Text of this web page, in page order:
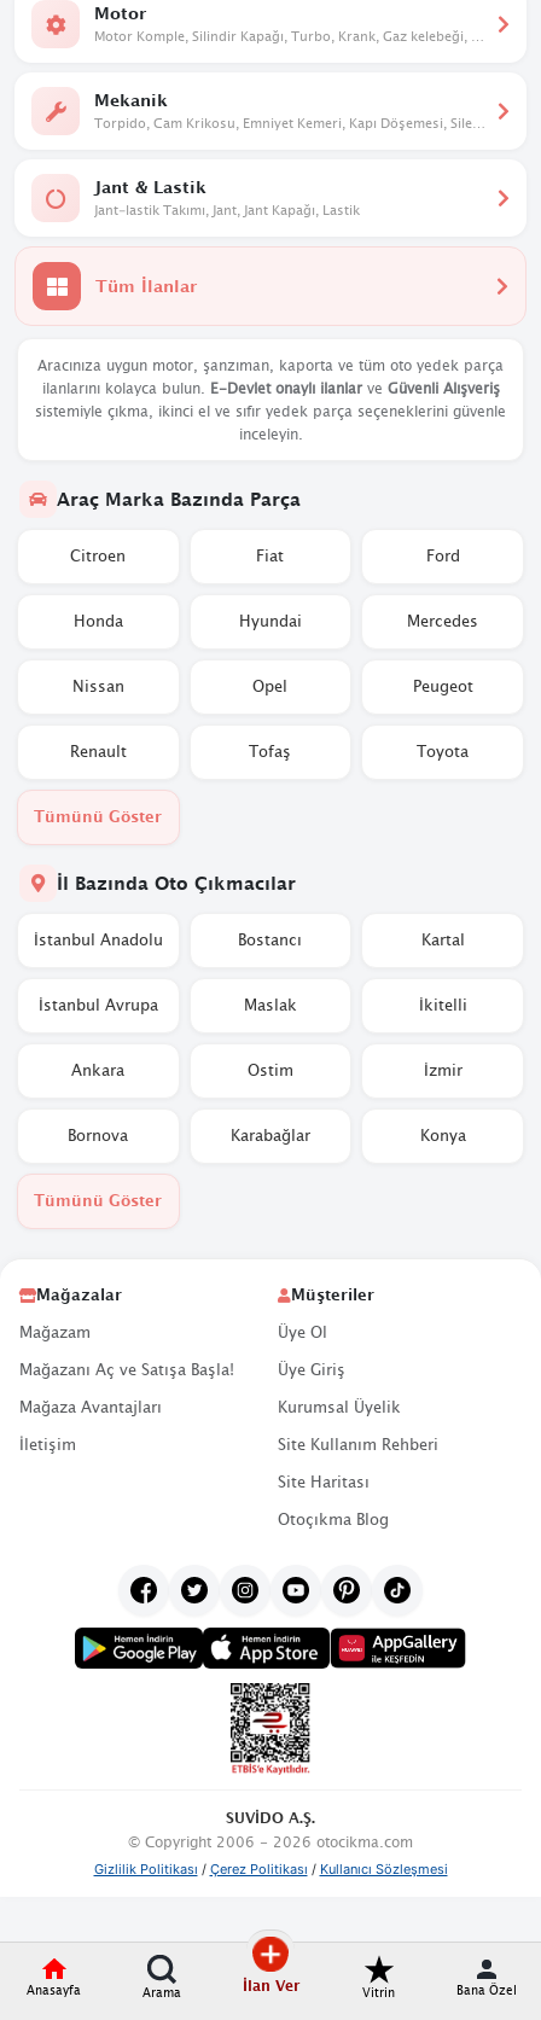
Motor
Mekanik
Jant & Lastik
Jant-lastik Takımı, Jant, Jant Kapağı, Lastik
Tüm İlanlar
Aracınıza uygun motor, şanzıman, kaporta ve tüm oto yedek parça
ilanlarını kolayca bulun. E-Devlet onaylı ilanlarve Güvenli Alışveriş
sistemiyle çıkma, ikinci el ve sıfır yedek parça seçeneklerini güvenle
inceleyin.
Araç Marka Bazında Parça
Citroen Fiat Ford
Honda Hyundai Mercedes
Nissan Opel Peugeot
Renault Tofaş Toyota
Tümünü Göster
İl Bazında Oto Çıkmacılar
İstanbul Anadolu Bostancı Kartal
İstanbul Avrupa Maslak İkitelli
Ankara Ostim İzmir
Bornova Karabağlar Konya
Tümünü Göster
Mağazalar
Mağazam
Mağazanı Aç ve Satışa Başla!
Mağaza Avantajları
İletişim
Müşteriler
Üye Ol
Üye Giriş
Kurumsal Üyelik
Site Kullanım Rehberi
Site Haritası
Otoçıkma Blog
SUVİDO A.Ş.
© Copyright 2006 - 2026 otocikma.com
Gizlilik Politikası / Çerez Politikası / Kullanıcı Sözleşmesi
Anasayfa Arama İlan Ver Vitrin Bana Özel